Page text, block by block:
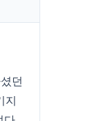
던
지